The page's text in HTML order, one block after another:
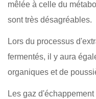
mêlée à celle du
sont très désagréables.
Lors du processus
fermentés, il y aura
organiques et de
Les gaz